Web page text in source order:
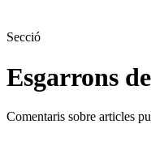
Secció
Esgarrons
Comentaris sobre articles